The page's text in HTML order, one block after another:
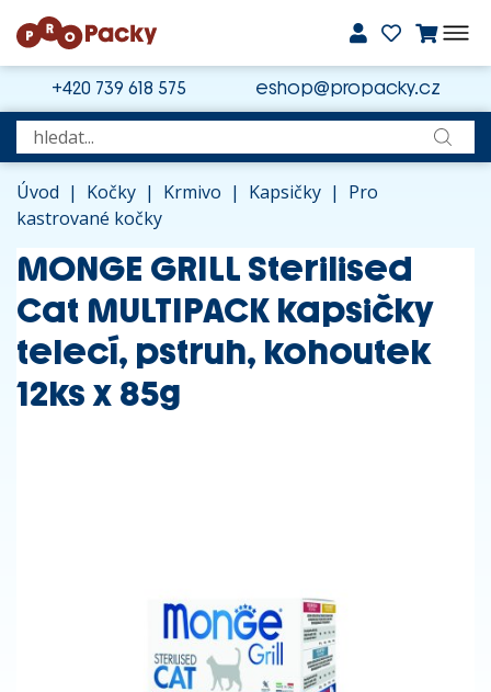
+420 739 618 575 eshop@propacky.cz
Úvod | Kočky | Krmivo | Kapsičky | Pro
kastrované kočky
MONGE GRILL Sterilised
Cat MULTIPACK kapsičky
telecí, pstruh, kohoutek
12ks x 85g